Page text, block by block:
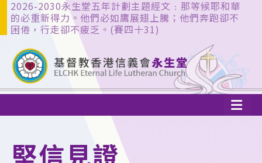
2026-2030永生堂五年計劃主題經文﹕那等候耶和華
的必重新得力。他們必如鷹展翅上騰；他們奔跑卻不
困倦，行走卻不疲乏。(賽四十31)
堅信見證